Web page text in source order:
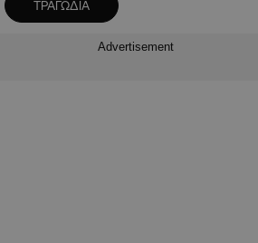
ΤΡΑΓΩΔΙΑ
Advertisement